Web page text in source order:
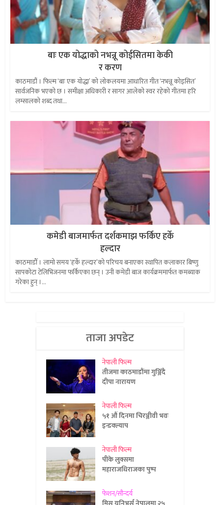
बाः एक योद्धाको नभन्नू कोईसितमा केकी
र करण
काठमाडौं । फिल्म ‘बाः एक योद्धा’ को लोकलयमा आधारित गीत ‘नभन्नू कोइसित’
सार्वजनिक भएको छ । समीक्षा अधिकारी र सागर आलेको स्वर रहेको गीतमा हरि
लम्सालको शब्द तथा...
कमेडी बाजमार्फत दर्शकमाझ फर्किए हर्के
हल्दार
काठमाडौँ । लामो समय ‘हर्के हल्दार’को परिचय बनाएका स्थापित कलाकार बिष्णु
सापकोटा टेलिभिजनमा फर्किएका छन् । उनी कमेडी बाज कार्यक्रममार्फत कमब्याक
गरेका हुन् ।...
ताजा अपडेट
नेपाली फिल्म
तीजमा काठमाडौंमा गुञ्जिँदै
दीपा नारायण
नेपाली फिल्म
५१ औं दिनमा चिरञ्जीवी भवः
इन्डक्ल्याप
नेपाली फिल्म
पीके लुक्समा
महाराजधिराजका पुष्प
फेशन/सौन्दर्य